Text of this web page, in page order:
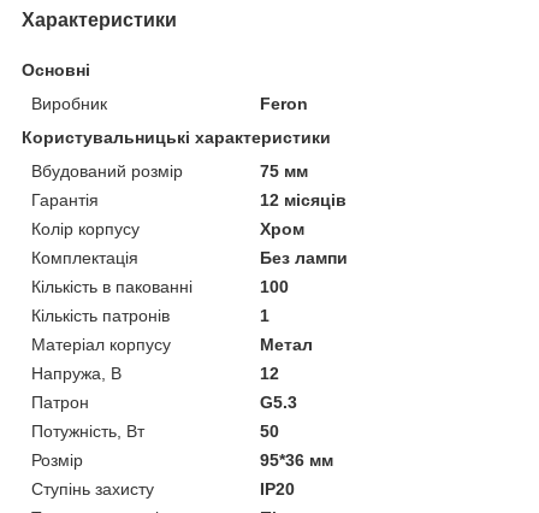
Характеристики
Основні
Виробник
Feron
Користувальницькі характеристики
Вбудований розмір
75 мм
Гарантія
12 місяців
Колір корпусу
Хром
Комплектація
Без лампи
Кількість в пакованні
100
Кількість патронів
1
Матеріал корпусу
Метал
Напружа, В
12
Патрон
G5.3
Потужність, Вт
50
Розмір
95*36 мм
Ступінь захисту
IP20